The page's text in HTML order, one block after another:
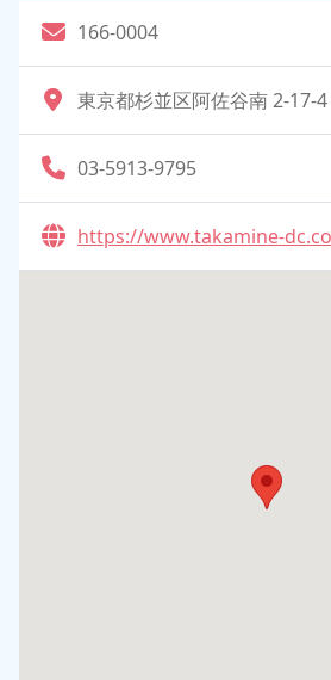
166-0004
東京都杉並区阿佐谷南 2-17-
03-5913-9795
https://www.takamine-